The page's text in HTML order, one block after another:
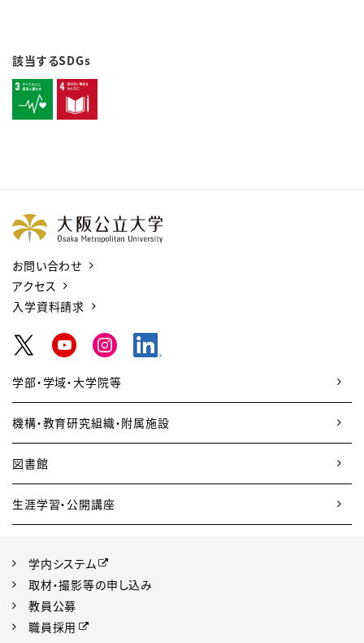
該当するSDGs
お問い合わせ
アクセス
入学資料請求
学部・学域・大学院等
機構・教育研究組織・附属施設
図書館
生涯学習・公開講座
学内システム
取材・撮影等の申し込み
教員公募
職員採用